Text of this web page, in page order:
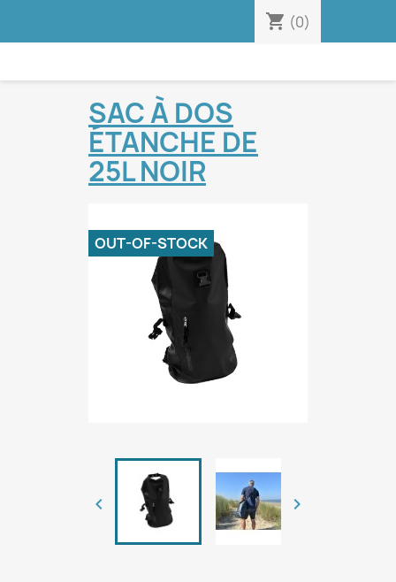
shopping_cart (0)
SAC À DOS
ÉTANCHE DE
25L NOIR
OUT-OF-STOCK
 